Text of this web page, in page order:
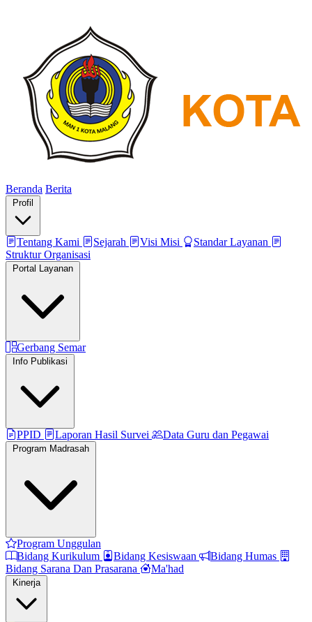
Beranda Berita
Profil
Tentang Kami Sejarah Visi Misi
Standar Layanan
Struktur Organisasi
Portal Layanan
Gerbang Semar
Info Publikasi
PPID Laporan Hasil Survei Data Guru dan Pegawai
Program Madrasah
Program Unggulan
Bidang Kurikulum
Bidang Kesiswaan
Bidang Humas
Bidang Sarana Dan Prasarana
Ma'had
Kinerja